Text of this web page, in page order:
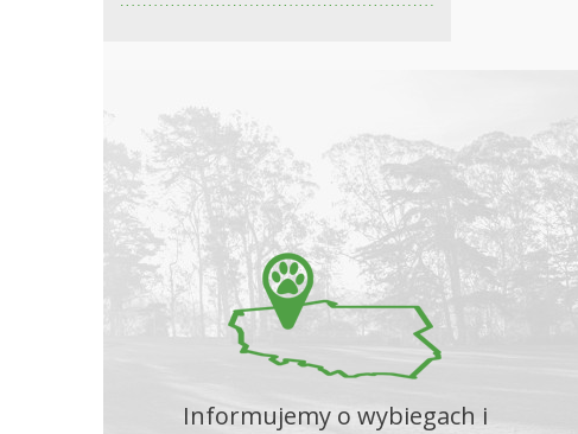
Informujemy o wybiegach i